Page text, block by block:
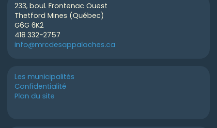
233, boul. Frontenac Ouest
Thetford Mines (Québec)
G6G 6K2
418 332-2757
info@mrcdesappalaches.ca
Les municipalités
Confidentialité
Plan du site